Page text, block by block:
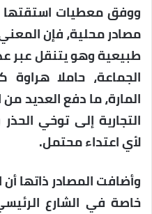
ووفق معطيات استقتها
مصادر محلية، فإن
طبيعية وهو يتنقل عبر
الجماعة، حاملا
المارة، ما دفع العديد
التجارية إلى توخي
لأي اعتداء محتمل.
وأضافت المصادر ذاتها أن
خاصة في الشارع